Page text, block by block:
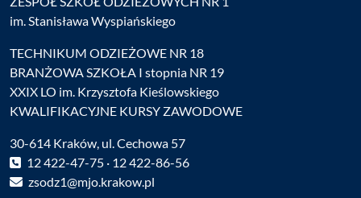
im. Stanisława Wyspiańskiego
TECHNIKUM ODZIEŻOWE NR 18
BRANŻOWA SZKOŁA I stopnia NR 19
XXIX LO im. Krzysztofa Kieślowskiego
KWALIFIKACYJNE KURSY ZAWODOWE
30-614 Kraków, ul. Cechowa 57
12 422-47-75 · 12 422-86-56
zsodz1@mjo.krakow.pl